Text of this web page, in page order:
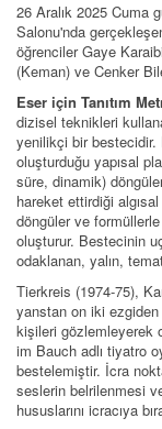
26 Aralık 2025 Cuma
Salonu'nda
öğrenciler Gaye
(Keman) ve Cenker
Eser için Tanıtım
dizisel teknikleri
yenilikçi bir
oluşturduğu yapısal
süre, dinamik)
hareket ettirdiği
döngüler ve formüllerle
oluşturur. Bestecinin
odaklanan, yalın,
Tierkreis (1974-75),
yanstan on iki
kişileri gözlemleyerek
im Bauch adlı tiyatro
bestelemiştir. İcra
seslerin belrilenmesi
hususlarını icracıya